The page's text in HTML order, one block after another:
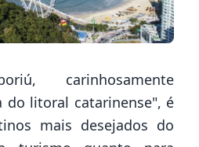
carinhosamente
do litoral catarinense", é
mais desejados do